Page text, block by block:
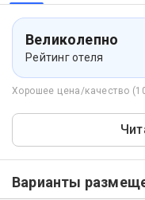
Великолепно
Рейтинг отеля
Хорошее цена/качество
Варианты